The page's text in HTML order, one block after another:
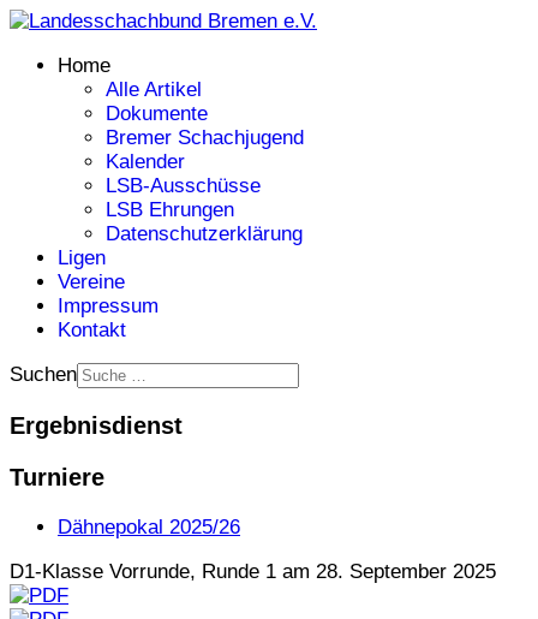
Home
Alle Artikel
Dokumente
Bremer Schachjugend
Kalender
LSB-Ausschüsse
LSB Ehrungen
Datenschutzerklärung
Ligen
Vereine
Impressum
Kontakt
Suchen
Ergebnisdienst
Turniere
Dähnepokal 2025/26
D1-Klasse Vorrunde, Runde 1 am 28. September 2025